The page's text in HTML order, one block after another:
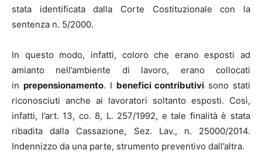
stata identificata dalla Corte Costituzionale con la
sentenza n. 5/2000.
In questo modo, infatti, coloro che erano esposti ad
amianto nell’ambiente di lavoro, erano collocati
in prepensionamento. I benefici contributivi sono stati
riconosciuti anche ai lavoratori soltanto esposti. Così,
infatti, l’art. 13, co. 8, L. 257/1992, e tale finalità è stata
ribadita dalla Cassazione, Sez. Lav., n. 25000/2014.
Indennizzo da una parte, strumento preventivo dall’altra.